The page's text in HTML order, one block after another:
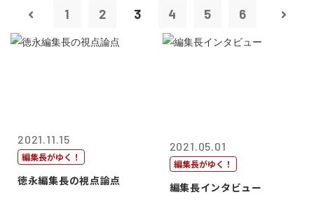
1 2 3 4 5 6
2021.11.15
編集長がゆく！
徳永編集長の視点論点
2021.05.01
編集長がゆく！
編集長インタビュー